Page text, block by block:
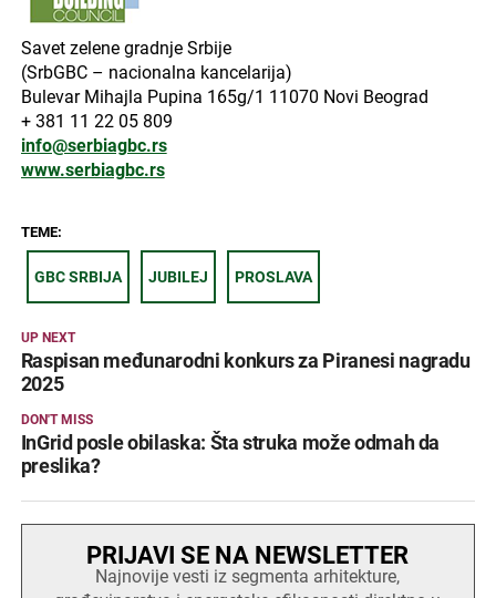
Savet zelene gradnje Srbije
(SrbGBC – nacionalna kancelarija)
Bulevar Mihajla Pupina 165g/1 11070 Novi Beograd
+ 381 11 22 05 809
info@serbiagbc.rs
www.serbiagbc.rs
TEME:
GBC SRBIJA JUBILEJ PROSLAVA
UP NEXT
Raspisan međunarodni konkurs za Piranesi nagradu
2025
DON'T MISS
InGrid posle obilaska: Šta struka može odmah da
preslika?
PRIJAVI SE NA NEWSLETTER
Najnovije vesti iz segmenta arhitekture,